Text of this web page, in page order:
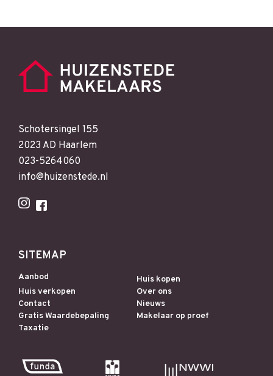
Schotersingel 155
2023 AD Haarlem
023-5264060
info@huizenstede.nl
SITEMAP
Aanbod
Huis kopen
Huis verkopen
Over ons
Contact
Nieuws
Gratis Waardebepaling
Makelaar op proef
Taxatie